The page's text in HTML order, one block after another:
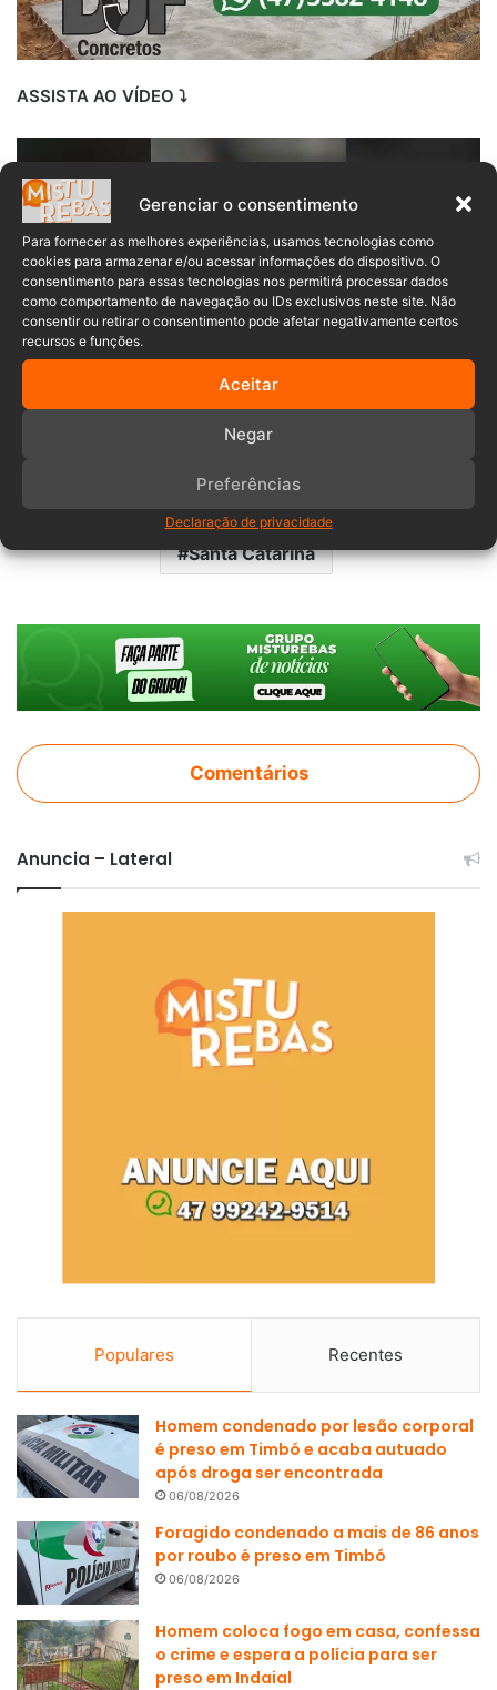
Gerenciar o consentimento
Para fornecer as melhores experiências, usamos tecnologias como
cookies para armazenar e/ou acessar informações do dispositivo. O
consentimento para essas tecnologias nos permitirá processar dados
como comportamento de navegação ou IDs exclusivos neste site. Não
consentir ou retirar o consentimento pode afetar negativamente certos
recursos e funções.
Aceitar
Negar
Preferências
Declaração de privacidade
ASSISTA AO VÍDEO ⤵️
Coletores de lixo Funcionários
Santa Catarina
Comentários
Anuncia – Lateral
Populares Recentes
Homem condenado por lesão corporal
é preso em Timbó e acaba autuado
após droga ser encontrada
06/08/2026
Foragido condenado a mais de 86 anos
por roubo é preso em Timbó
06/08/2026
Homem coloca fogo em casa, confessa
o crime e espera a polícia para ser
preso em Indaial